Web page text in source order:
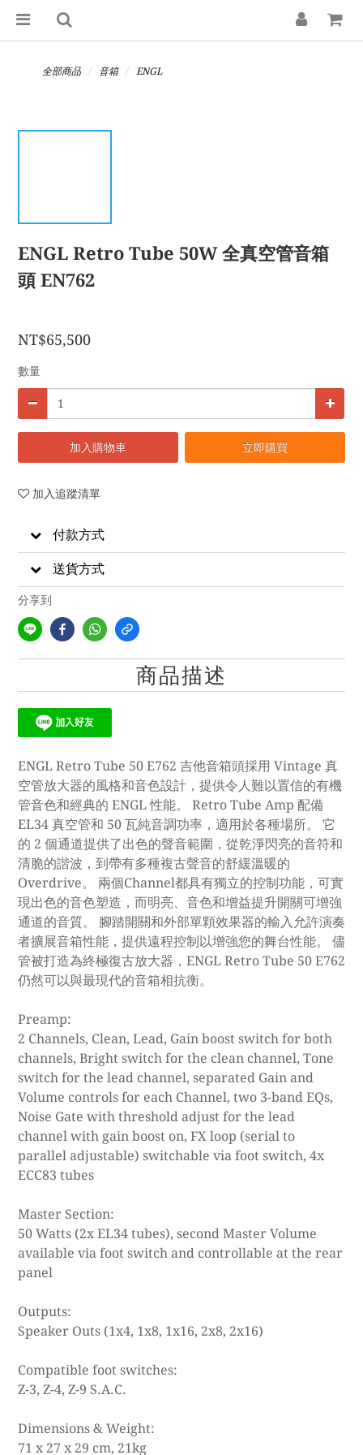
全部商品 音箱 ENGL
ENGL Retro Tube 50W 全真空管音箱
頭 EN762
NT$65,500
數量
加入購物車 立即購買
加入追蹤清單
付款方式
送貨方式
分享到
商品描述
ENGL Retro Tube 50 E762 吉他音箱頭採用 Vintage 真
空管放大器的風格和音色設計，提供令人難以置信的有機
管音色和經典的 ENGL 性能。 Retro Tube Amp 配備
EL34 真空管和 50 瓦純音調功率，適用於各種場所。 它
的 2 個通道提供了出色的聲音範圍，從乾淨閃亮的音符和
清脆的諧波，到帶有多種複古聲音的舒緩溫暖的
Overdrive。 兩個Channel都具有獨立的控制功能，可實
現出色的音色塑造，而明亮、音色和增益提升開關可增強
通道的音質。 腳踏開關和外部單顆效果器的輸入允許演奏
者擴展音箱性能，提供遠程控制以增強您的舞台性能。 儘
管被打造為終極復古放大器，ENGL Retro Tube 50 E762
仍然可以與最現代的音箱相抗衡。
Preamp:
2 Channels, Clean, Lead, Gain boost switch for both
channels, Bright switch for the clean channel, Tone
switch for the lead channel, separated Gain and
Volume controls for each Channel, two 3-band EQs,
Noise Gate with threshold adjust for the lead
channel with gain boost on, FX loop (serial to
parallel adjustable) switchable via foot switch, 4x
ECC83 tubes
Master Section:
50 Watts (2x EL34 tubes), second Master Volume
available via foot switch and controllable at the rear
panel
Outputs:
Speaker Outs (1x4, 1x8, 1x16, 2x8, 2x16)
Compatible foot switches:
Z-3, Z-4, Z-9 S.A.C.
Dimensions & Weight:
71 x 27 x 29 cm, 21kg